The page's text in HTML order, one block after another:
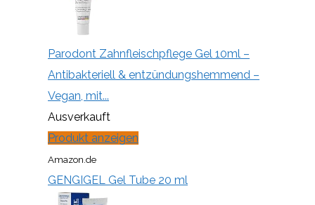
Parodont Zahnfleischpflege Gel 10ml –
Antibakteriell & entzündungshemmend –
Vegan, mit...
Ausverkauft
Produkt anzeigen
Amazon.de
GENGIGEL Gel Tube 20 ml